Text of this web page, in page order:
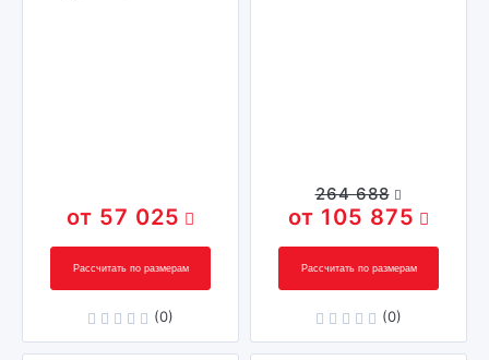
57 025
Рассчитать по размерам
(0)
264 688
105 875
Рассчитать по размерам
(0)